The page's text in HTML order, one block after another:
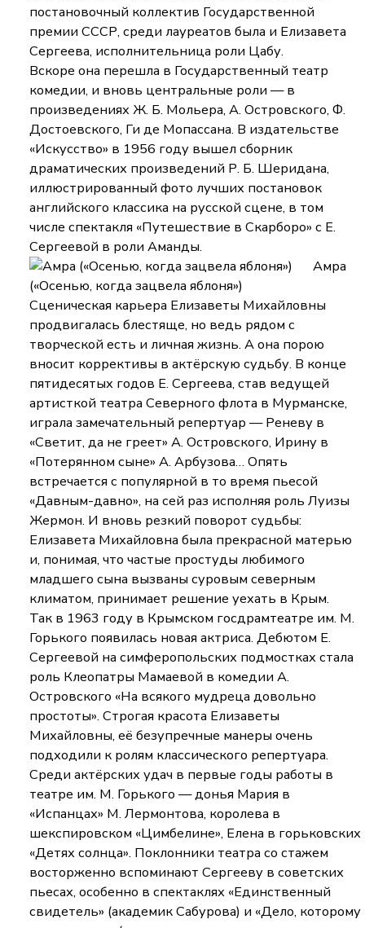
постановочный коллектив Государственной
премии СССР, среди лауреатов была и Елизавета
Сергеева, исполнительница роли Цабу.
Вскоре она перешла в Государственный театр
комедии, и вновь центральные роли — в
произведениях Ж. Б. Мольера, А. Островского, Ф.
Достоевского, Ги де Мопассана. В издательстве
«Искусство» в 1956 году вышел сборник
драматических произведений Р. Б. Шеридана,
иллюстрированный фото лучших постановок
английского классика на русской сцене, в том
числе спектакля «Путешествие в Скарборо» с Е.
Сергеевой в роли Аманды.
Амра
(«Осенью, когда зацвела яблоня»)
Сценическая карьера Елизаветы Михайловны
продвигалась блестяще, но ведь рядом с
творческой есть и личная жизнь. А она порою
вносит коррективы в актёрскую судьбу. В конце
пятидесятых годов Е. Сергеева, став ведущей
артисткой театра Северного флота в Мурманске,
играла замечательный репертуар — Реневу в
«Светит, да не греет» А. Островского, Ирину в
«Потерянном сыне» А. Арбузова… Опять
встречается с популярной в то время пьесой
«Давным-давно», на сей раз исполняя роль Луизы
Жермон. И вновь резкий поворот судьбы:
Елизавета Михайловна была прекрасной матерью
и, понимая, что частые простуды любимого
младшего сына вызваны суровым северным
климатом, принимает решение уехать в Крым.
Так в 1963 году в Крымском госдрамтеатре им. М.
Горького появилась новая актриса. Дебютом Е.
Сергеевой на симферопольских подмостках стала
роль Клеопатры Мамаевой в комедии А.
Островского «На всякого мудреца довольно
простоты». Строгая красота Елизаветы
Михайловны, её безупречные манеры очень
подходили к ролям классического репертуара.
Среди актёрских удач в первые годы работы в
театре им. М. Горького — донья Мария в
«Испанцах» М. Лермонтова, королева в
шекспировском «Цимбелине», Елена в горьковских
«Детях солнца». Поклонники театра со стажем
восторженно вспоминают Сергееву в советских
пьесах, особенно в спектаклях «Единственный
свидетель» (академик Сабурова) и «Дело, которому